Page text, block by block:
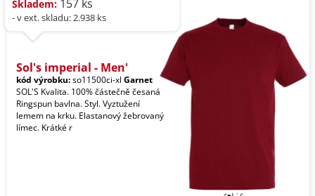
Skladem: 157 ks
- v ext. skladu: 2.938 ks
Sol's imperial - Men'
kód výrobku:so11500ci-xl Garnet
SOL'S Kvalita. 100% částečně česaná
Ringspun bavlna. Styl. Vyztužení
lemem na krku. Elastanový žebrovaný
límec. Krátké r